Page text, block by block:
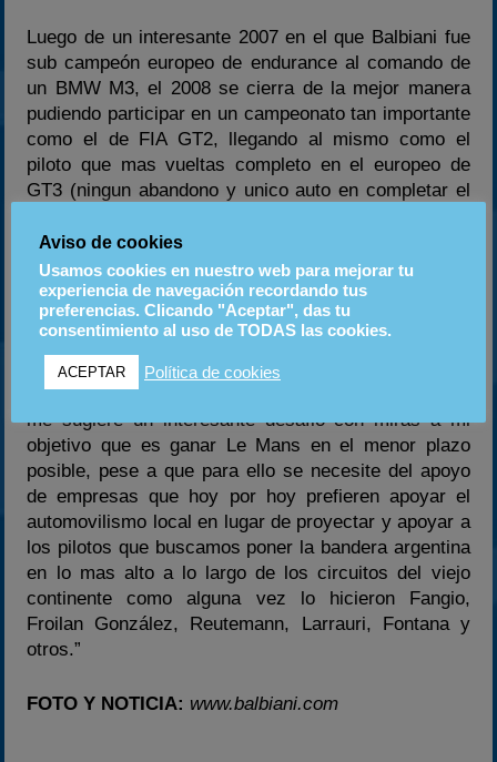
Luego de un interesante 2007 en el que Balbiani fue
sub campeón europeo de endurance al comando de
un BMW M3, el 2008 se cierra de la mejor manera
pudiendo participar en un campeonato tan importante
como el de FIA GT2, llegando al mismo como el
piloto que mas vueltas completo en el europeo de
GT3 (ningun abandono y unico auto en completar el
Ferrari con chances matemáticas por el titulo. “La
verdad es que luego de la frustración del
campeonato perdido el año pasado (rotura de motor
mientras lideraba la ultima carrera en Monza), y de
penar con la falta de potencia en FIA GT3 de la
Ferrari para pelear con los Ford GT, Corvettes y
Aston Martín; el reconocimiento de la Scuderia Italia
me sugiere un interesante desafió con miras a mi
objetivo que es ganar Le Mans en el menor plazo
posible, pese a que para ello se necesite del apoyo
de empresas que hoy por hoy prefieren apoyar el
automovilismo local en lugar de proyectar y apoyar a
los pilotos que buscamos poner la bandera argentina
en lo mas alto a lo largo de los circuitos del viejo
continente como alguna vez lo hicieron Fangio,
Froilan González, Reutemann, Larrauri, Fontana y
otros.”
FOTO Y NOTICIA: www.balbiani.com
Aviso de cookies
Usamos cookies en nuestro web para mejorar tu
experiencia de navegación recordando tus
preferencias. Clicando "Aceptar", das tu
consentimiento al uso de TODAS las cookies.
ACEPTAR Política de cookies